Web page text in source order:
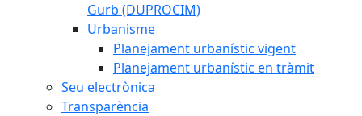
Gurb (DUPROCIM)
Urbanisme
Planejament urbanístic vigent
Planejament urbanístic en tràmit
Seu electrònica
Transparència